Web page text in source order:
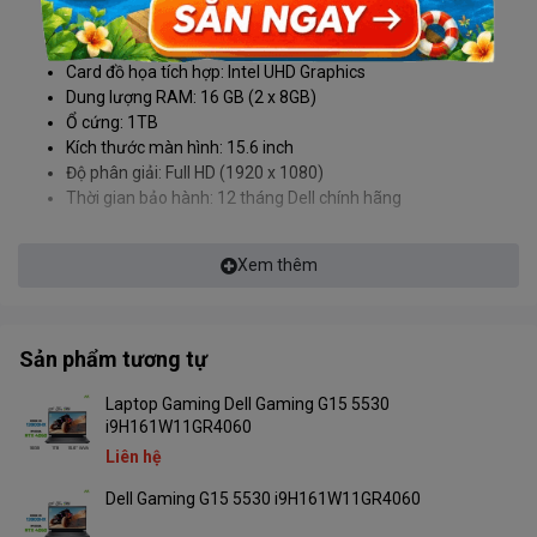
Màn Hình 15.6 Inch 165Hz:
Khắc
Laptop Gaming Dell Gaming G15 5530 i7H161W11GR4060 sở
hữu màn hình 15.6 inch Full HD (1920 x 1080) với tấm nền WVA, tần
số quét 165Hz và độ phủ màu 100% sRGB. Màn hình này không chỉ
mà trong từng khung hình, giúp game thủ không bỏ lỡ bất kỳ chi
tiết nào trong trận đấu.
Loại CPU: 13900HX
Card đồ họa rời: NVIDIA RTX 4060 8GB GDDR6
Card đồ họa tích hợp: Intel UHD Graphics
Dung lượng RAM: 16 GB (2 x 8GB)
Ổ cứng: 1TB
Kích thước màn hình: 15.6 inch
Độ phân giải: Full HD (1920 x 1080)
Thời gian bảo hành: 12 tháng Dell chính hãng
Xem thêm
Sản phẩm tương tự
Laptop Gaming Dell Gaming G15 5530
i9H161W11GR4060
Liên hệ
Dell Gaming G15 5530 i9H161W11GR4060